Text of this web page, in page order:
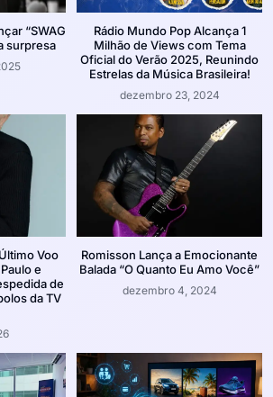
“SWAG
surpresa
Rádio Mundo Pop Alcança 1
Milhão de Views com Tema
Oficial do Verão 2025, Reunindo
Estrelas da Música Brasileira!
dezembro 23, 2024
Voo
e
de
da TV
Romisson Lança a Emocionante
Balada “O Quanto Eu Amo Você”
dezembro 4, 2024